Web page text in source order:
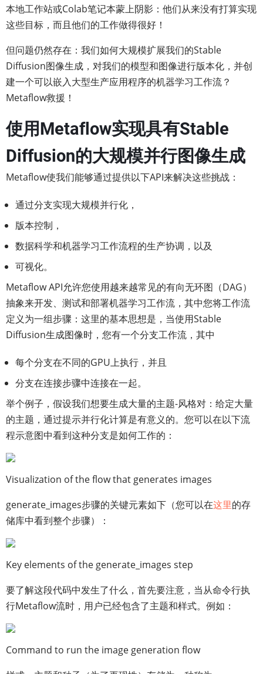
本地工作站或Colab笔记本蒙上阴影：他们从来没有打算实现
这些目标，而且他们的工作做得很好！
但问题仍然存在：我们如何大规模扩展我们的Stable
Diffusion图像生成，对我们的模型和图像进行版本化，并创
建一个可以嵌入大型生产应用程序的机器学习工作流？
Metaflow救援！
使用Metaflow实现具有Stable
Diffusion的大规模并行图像生成
Metaflow使我们能够通过提供以下API来解决这些挑战：
通过分支实现大规模并行化，
版本控制，
数据科学和机器学习工作流程的生产协调，以及
可视化。
Metaflow API允许您使用越来越常见的有向无环图（DAG）
抽象来开发、测试和部署机器学习工作流，其中您将工作流
定义为一组步骤：这里的基本思想是，当使用Stable
Diffusion生成图像时，您有一个分支工作流，其中
每个分支在不同的GPU上执行，并且
分支在连接步骤中连接在一起。
举个例子，假设我们想要生成大量的主题-风格对：给定大量
的主题，通过提示并行化计算是有意义的。您可以在以下流
程示意图中看到这种分支是如何工作的：
Visualization of the flow that generates images
generate_images步骤的关键元素如下（您可以在这里的存
储库中看到整个步骤）：
Key elements of the generate_images step
要了解这段代码中发生了什么，首先要注意，当从命令行执
行Metaflow流时，用户已经包含了主题和样式。例如：
Command to run the image generation flow